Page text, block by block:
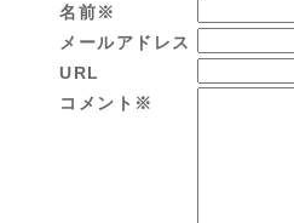
名前※
メールアドレス
URL
コメント※